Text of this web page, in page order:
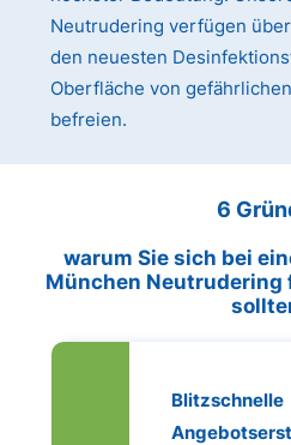
Neutrudering verfügen
den neuesten
Oberfläche von
befreien.
6
warum Sie sich bei
München
Blitzschnelle